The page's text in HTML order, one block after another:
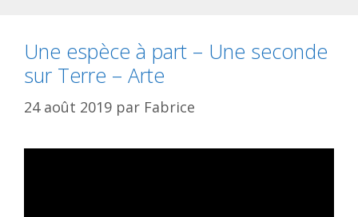
Une espèce à part – Une seconde
sur Terre – Arte
24 août 2019 par Fabrice